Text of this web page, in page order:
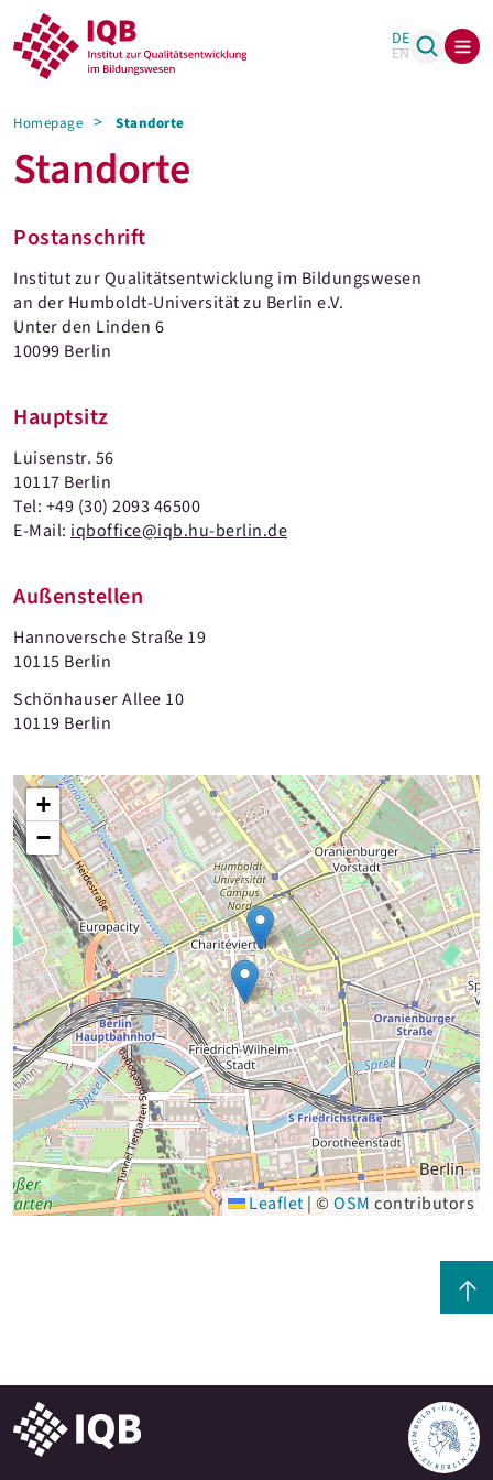
DE
EN
Homepage Standorte
Standorte
Postanschrift
Institut zur Qualitätsentwicklung im Bildungswesen
an der Humboldt-Universität zu Berlin e.V.
Unter den Linden 6
10099 Berlin
Hauptsitz
Luisenstr. 56
10117 Berlin
Tel: +49 (30) 2093 46500
E-Mail: iqboffice@iqb.hu-berlin.de
Außenstellen
Hannoversche Straße 19
10115 Berlin
Schönhauser Allee 10
10119 Berlin
+
−
Leaflet |©OSM contributors